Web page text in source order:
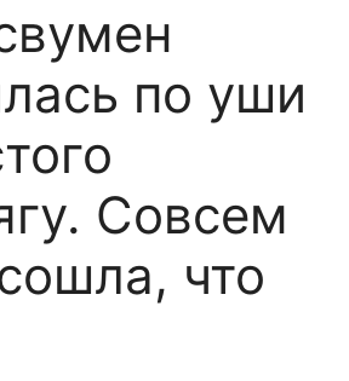
по уши
Совсем
что